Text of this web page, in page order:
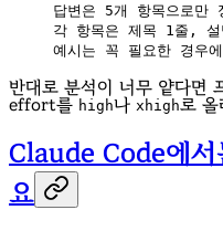
답변은 5개 항목으로만
각 항목은 제목 1줄,
예시는 꼭 필요한 경우
반대로 분석이 너무 얕다면
effort를 high나 xhigh로 올
Claude Code에서
요